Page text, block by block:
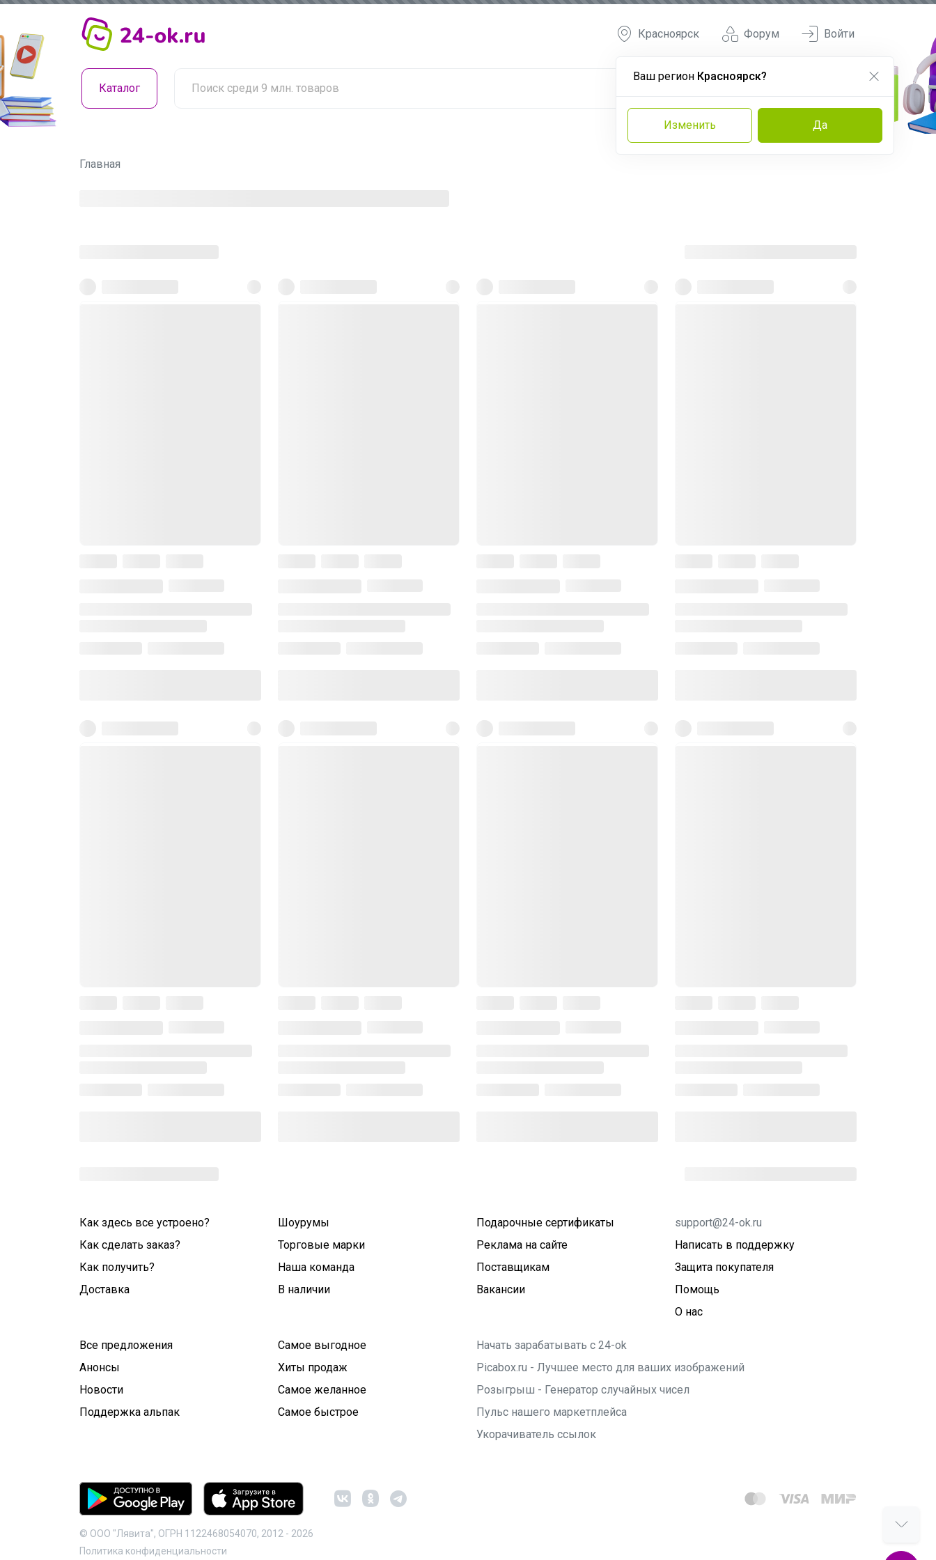
Форум
Красноярск
Ваш регион Красноярск?
Изменить Да
Войти
Каталог
Главная
Как здесь все устроено?
Как сделать заказ?
Как получить?
Доставка
Шоурумы
Торговые марки
Наша команда
В наличии
Подарочные сертификаты
Реклама на сайте
Поставщикам
Вакансии
support@24-ok.ru
Написать в поддержку
Защита покупателя
Помощь
О нас
Все предложения
Анонсы
Новости
Поддержка альпак
Самое выгодное
Хиты продаж
Самое желанное
Самое быстрое
Начать зарабатывать с 24-ok
Picabox.ru - Лучшее место для ваших изображений
Розыгрыш - Генератор случайных чисел
Пульс нашего маркетплейса
Укорачиватель ссылок
© ООО "Лявита", ОГРН 1122468054070, 2012 - 2026
Политика конфиденциальности